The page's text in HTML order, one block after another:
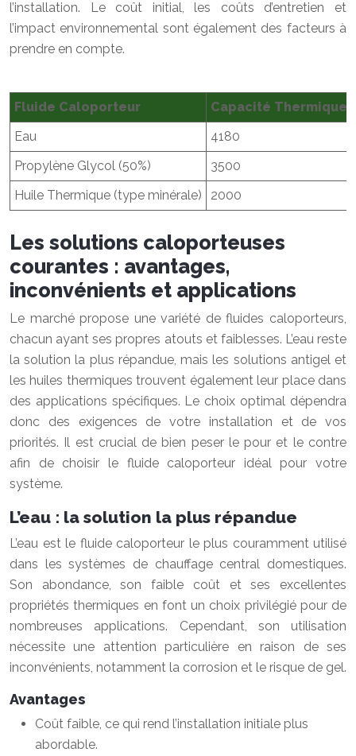
l’installation. Le coût initial, les coûts d’entretien et
l’impact environnemental sont également des facteurs à
prendre en compte.
Fluide Caloporteur
Capacité Thermique
Eau
4180
Propylène Glycol (50%)
3500
Huile Thermique (type minérale)
2000
Les solutions caloporteuses
courantes : avantages,
inconvénients et applications
Le marché propose une variété de fluides caloporteurs,
chacun ayant ses propres atouts et faiblesses. L’eau reste
la solution la plus répandue, mais les solutions antigel et
les huiles thermiques trouvent également leur place dans
des applications spécifiques. Le choix optimal dépendra
donc des exigences de votre installation et de vos
priorités. Il est crucial de bien peser le pour et le contre
afin de choisir le fluide caloporteur idéal pour votre
système.
L’eau : la solution la plus répandue
L’eau est le fluide caloporteur le plus couramment utilisé
dans les systèmes de chauffage central domestiques.
Son abondance, son faible coût et ses excellentes
propriétés thermiques en font un choix privilégié pour de
nombreuses applications. Cependant, son utilisation
nécessite une attention particulière en raison de ses
inconvénients, notamment la corrosion et le risque de gel.
Avantages
Coût faible, ce qui rend l’installation initiale plus
abordable.